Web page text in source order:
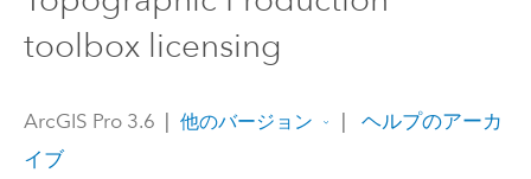
toolbox licensing
ArcGIS Pro 3.6 | 他のバージョン |
ヘルプのアーカ
イブ